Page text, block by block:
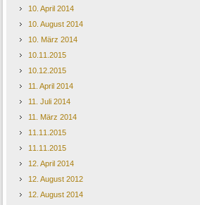
10. April 2014
10. August 2014
10. März 2014
10.11.2015
10.12.2015
11. April 2014
11. Juli 2014
11. März 2014
11.11.2015
11.11.2015
12. April 2014
12. August 2012
12. August 2014